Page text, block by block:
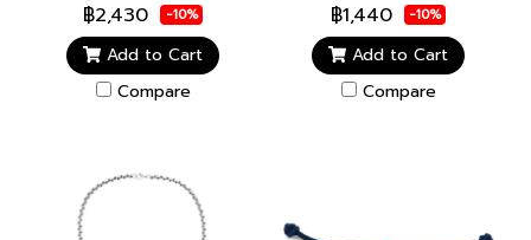
฿2,430 -10%
Add to Cart
Compare
฿1,440 -10%
Add to Cart
Compare